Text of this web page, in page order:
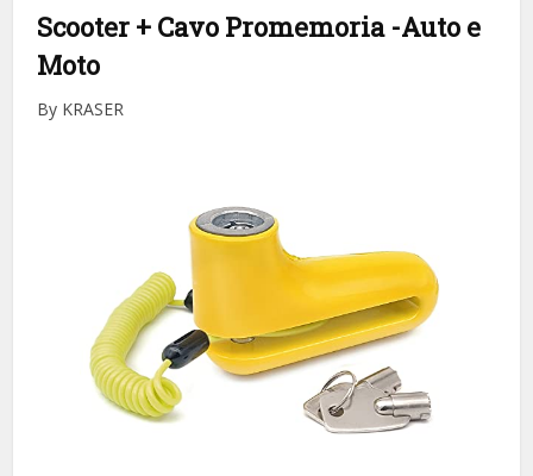
Scooter + Cavo Promemoria -Auto e
Moto
By KRASER